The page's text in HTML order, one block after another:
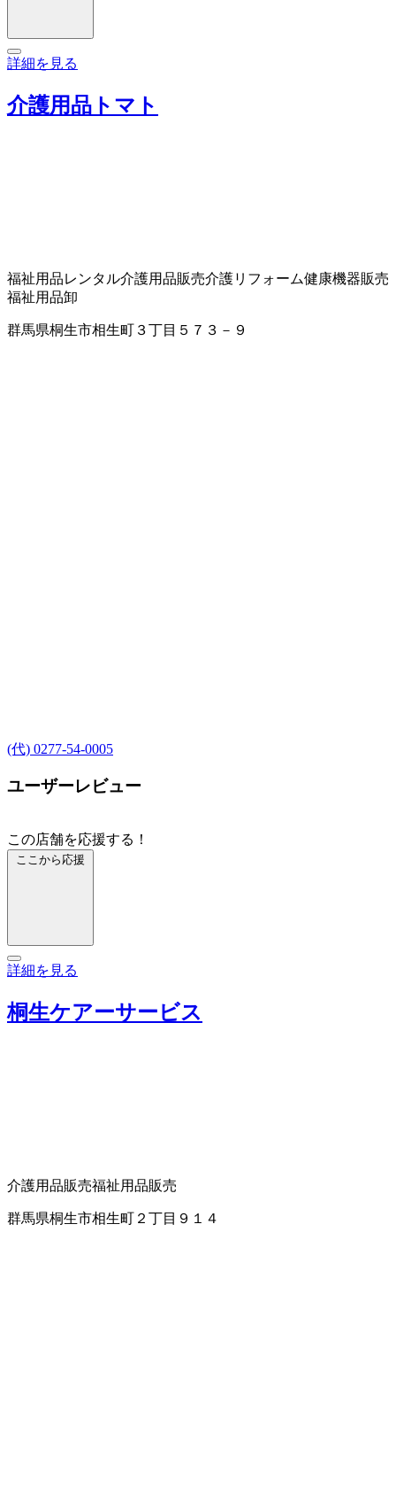
詳細を見る
介護用品トマト
福祉用品レンタル介護用品販売介護リフォーム健康機器販売
福祉用品卸
群馬県桐生市相生町３丁目５７３－９
(代) 0277-54-0005
ユーザーレビュー
この店舗を応援する！
ここから応援
詳細を見る
桐生ケアーサービス
介護用品販売福祉用品販売
群馬県桐生市相生町２丁目９１４